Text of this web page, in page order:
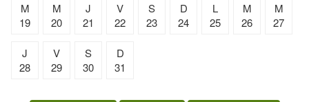
M
19
M
20
J
21
V
22
S
23
D
24
L
25
M
26
M
27
J
28
V
29
S
30
D
31